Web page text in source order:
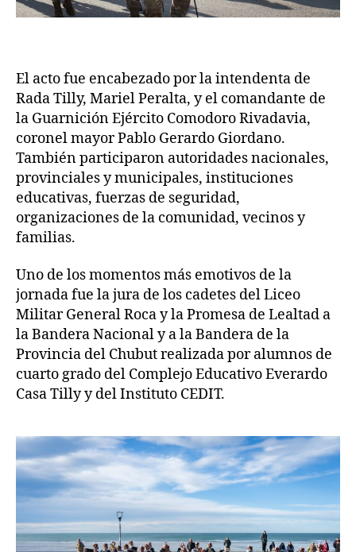
El acto fue encabezado por la intendenta de
Rada Tilly, Mariel Peralta, y el comandante de
la Guarnición Ejército Comodoro Rivadavia,
coronel mayor Pablo Gerardo Giordano.
También participaron autoridades nacionales,
provinciales y municipales, instituciones
educativas, fuerzas de seguridad,
organizaciones de la comunidad, vecinos y
familias.
Uno de los momentos más emotivos de la
jornada fue la jura de los cadetes del Liceo
Militar General Roca y la Promesa de Lealtad a
la Bandera Nacional y a la Bandera de la
Provincia del Chubut realizada por alumnos de
cuarto grado del Complejo Educativo Everardo
Casa Tilly y del Instituto CEDIT.